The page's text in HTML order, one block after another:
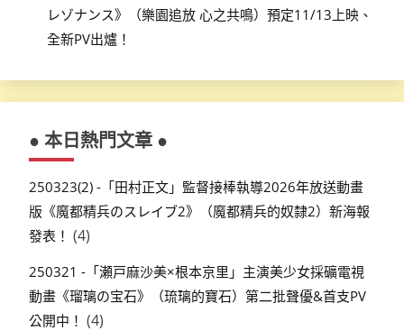
レゾナンス》（樂園追放 心之共鳴）預定11/13上映、
全新PV出爐！
● 本日熱門文章 ●
250323(2) -「田村正文」監督接棒執導2026年放送動畫
版《魔都精兵のスレイブ2》（魔都精兵的奴隸2）新海報
發表！ (4)
250321 -「瀬戸麻沙美×根本京里」主演美少女採礦電視
動畫《瑠璃の宝石》（琉璃的寶石）第二批聲優&首支PV
公開中！ (4)